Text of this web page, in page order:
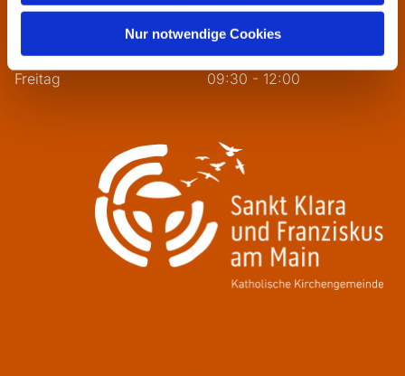
Nur notwendige Cookies
Dienstag
09:30 - 12:00
13:30 - 16:00
Donnerstag
09:30 - 12:00
Freitag
09:30 - 12:00